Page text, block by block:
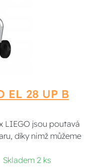
EL 28 UP B
LIEGO jsou poutavá
díky nimž můžeme
Skladem 2 ks